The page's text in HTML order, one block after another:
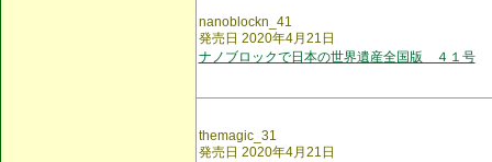
nanoblockn_41
発売日 2020年4月21日
ナノブロックで日本の世界遺産全国版 ４１号
themagic_31
発売日 2020年4月21日